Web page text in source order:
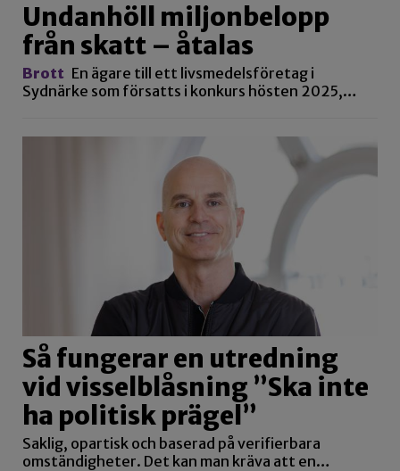
Undanhöll miljonbelopp
från skatt – åtalas
Brott En ägare till ett livsmedelsföretag i
Sydnärke som försatts i konkurs hösten 2025,…
Så fungerar en utredning
vid visselblåsning ”Ska inte
ha politisk prägel”
Saklig, opartisk och baserad på verifierbara
omständigheter. Det kan man kräva att en…